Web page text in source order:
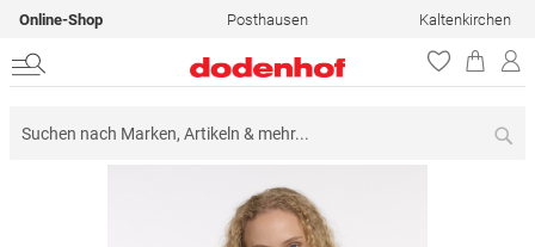
Online-Shop Posthausen Kaltenkirchen